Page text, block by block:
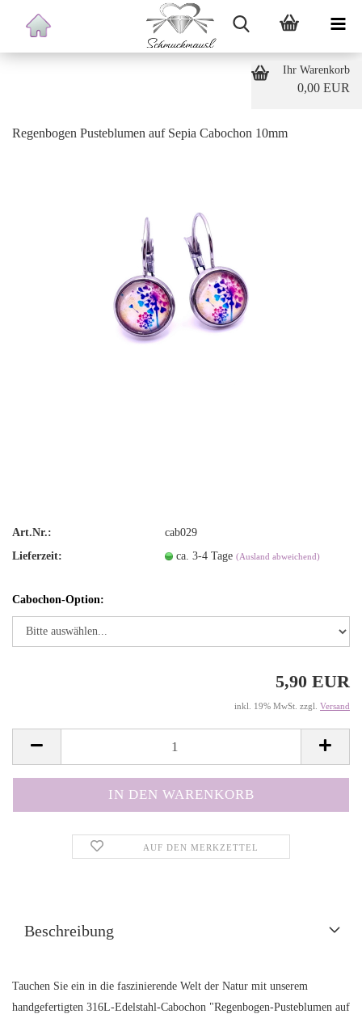
Ihr Warenkorb
0,00 EUR
Regenbogen Pusteblumen auf Sepia Cabochon 10mm
Art.Nr.:
cab029
Lieferzeit:
ca. 3-4 Tage(Ausland abweichend)
Cabochon-Option:
5,90 EUR
inkl. 19% MwSt. zzgl. Versand
AUF DEN MERKZETTEL
Beschreibung
Tauchen Sie ein in die faszinierende Welt der Natur mit unserem
handgefertigten 316L-Edelstahl-Cabochon "Regenbogen-Pusteblumen auf